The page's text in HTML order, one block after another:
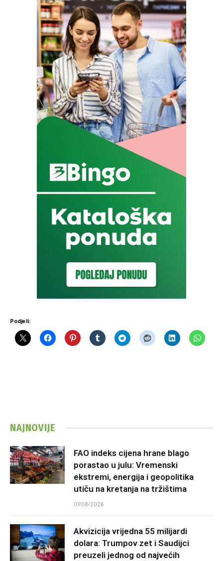
Podjeli:
NAJNOVIJE
FAO indeks cijena hrane blago
porastao u julu: Vremenski
ekstremi, energija i geopolitika
utiču na kretanja na tržištima
07/08/2026
Akvizicija vrijedna 55 milijardi
dolara: Trumpov zet i Saudijci
preuzeli jednog od najvećih